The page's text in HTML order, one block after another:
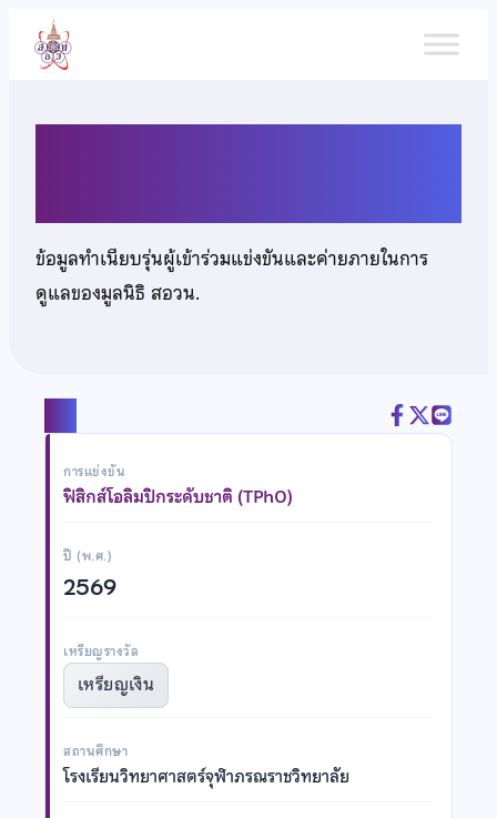
เนื้อหา
ข้อมูลทำเนียบรุ่นผู้เข้าร่วมแข่งขันและค่ายภายในการ
ดูแลของมูลนิธิ สอวน.
การแข่งขัน
ฟิสิกส์โอลิมปิกระดับชาติ (TPhO)
ปี (พ.ศ.)
2569
เหรียญรางวัล
เหรียญเงิน
สถานศึกษา
โรงเรียนวิทยาศาสตร์จุฬาภรณราชวิทยาลัย